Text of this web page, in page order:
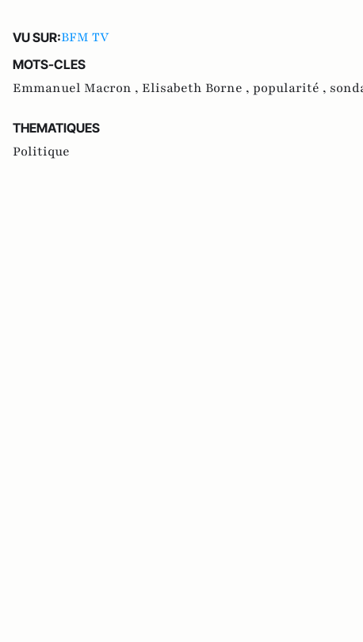
VU SUR:BFM TV
MOTS-CLES
Emmanuel Macron , Elisabeth Borne , popularité ,
THEMATIQUES
Politique